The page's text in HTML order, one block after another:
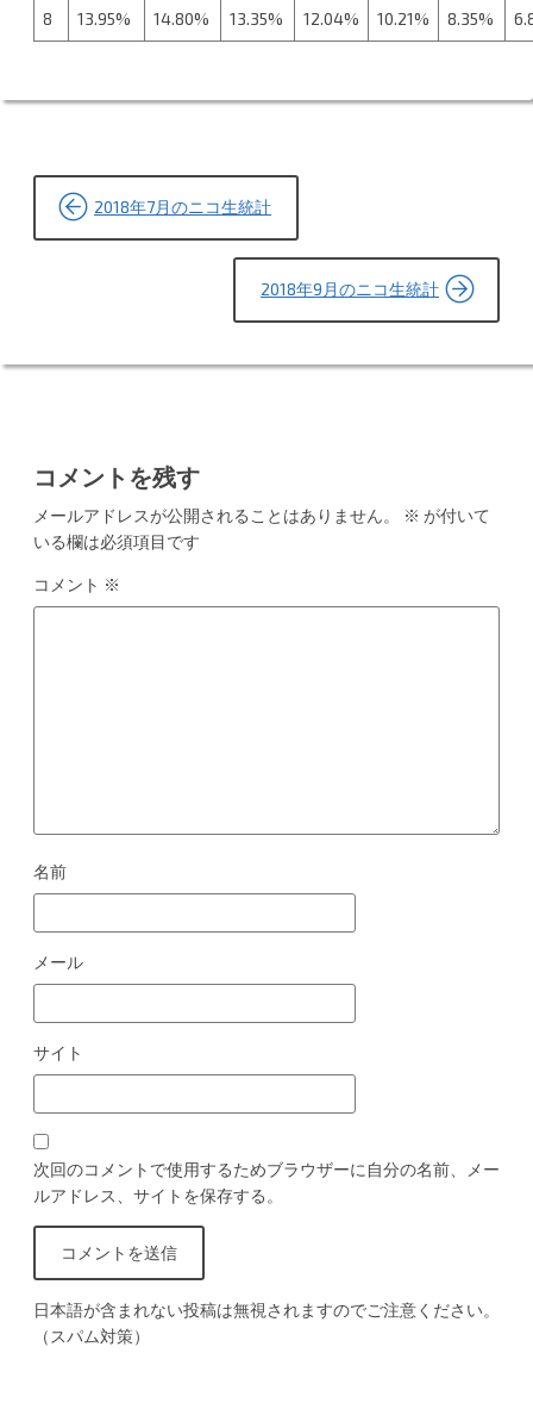
8 13.95% 14.80% 13.35% 12.04% 10.21% 8.35%
投
稿
ー
ョ
ン
2018年7月のニコ生統計
2018年9月のニコ生統計
コメントを残す
メールアドレスが公開されることはありません。 ※ が付いて
いる欄は必須項目です
コメント ※
名前
メール
サイト
次回のコメントで使用するためブラウザーに自分の名前、メー
ルアドレス、サイトを保存する。
日本語が含まれない投稿は無視されますのでご注意ください。
（スパム対策）